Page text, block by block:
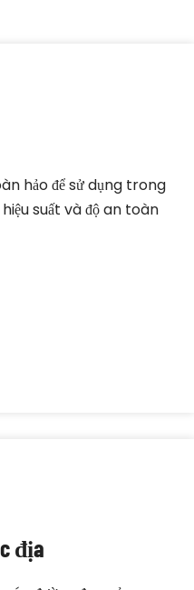
hảo để sử dụng trong
suất và độ an toàn
địa